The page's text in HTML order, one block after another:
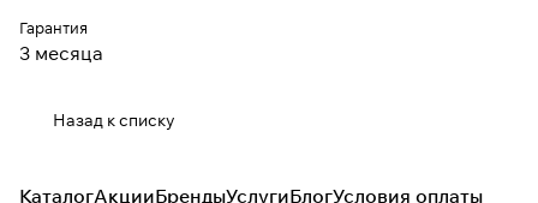
Гарантия
3 месяца
Назад к списку
КаталогАкцииБрендыУслугиБлогУсловия оплаты